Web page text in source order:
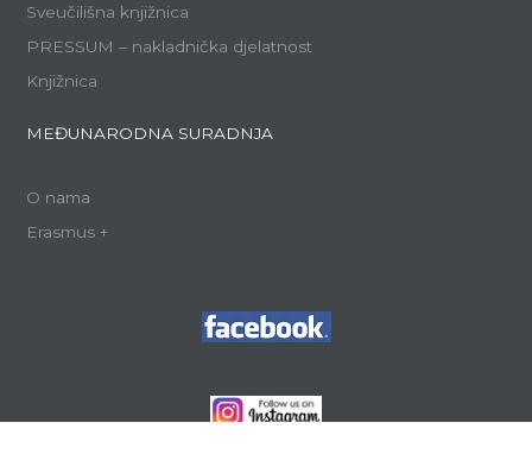
Sveučilišna knjižnica
PRESSUM – nakladnička djelatnost
Knjižnica
MEĐUNARODNA SURADNJA
O nama
Erasmus +